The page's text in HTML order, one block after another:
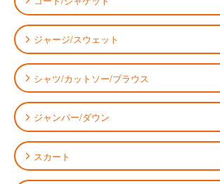
ジャージ/スウェット
シャツ/カットソー/ブラウス
ジャンパー/ダウン
スカート